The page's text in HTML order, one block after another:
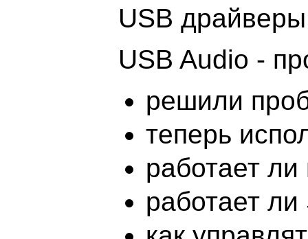
USB
USB Audio -
решили
теперь
работает
работает